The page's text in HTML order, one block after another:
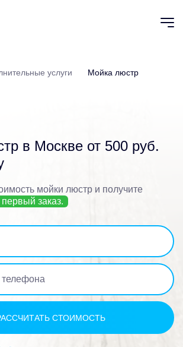
услуги Мойка люстр
в Москве от 500 руб.
мойки люстр и получите
заказ.